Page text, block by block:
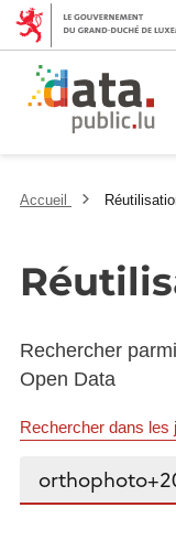
Accueil
Rechercher
Open Data
Rechercher dans les
Rechercher...